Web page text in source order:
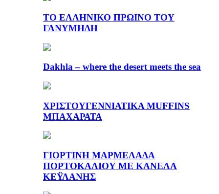
ΤΟ ΕΛΛΗΝΙΚΟ ΠΡΩΙΝΟ ΤΟΥ
ΓΑΝΥΜΗΔΗ
Dakhla – where the desert meets the sea
ΧΡΙΣΤΟΥΓΕΝΝΙΑΤΙΚΑ MUFFINS
ΜΠΑΧΑΡΑΤΑ
ΓΙΟΡΤΙΝΗ ΜΑΡΜΕΛΑΔΑ
ΠΟΡΤΟΚΑΛΙΟΥ ΜΕ ΚΑΝΕΛΑ
ΚΕΫΛΑΝΗΣ